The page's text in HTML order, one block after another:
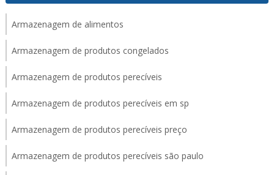
Armazenagem de alimentos
Armazenagem de produtos congelados
Armazenagem de produtos perecíveis
Armazenagem de produtos perecíveis em sp
Armazenagem de produtos perecíveis preço
Armazenagem de produtos perecíveis são paulo